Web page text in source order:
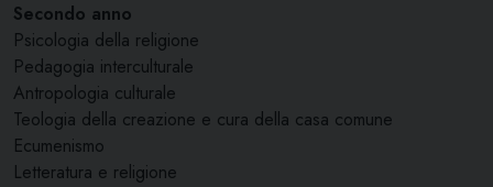
Secondo anno
Psicologia della religione
Pedagogia interculturale
Antropologia culturale
Teologia della creazione e cura della casa comune
Ecumenismo
Letteratura e religione